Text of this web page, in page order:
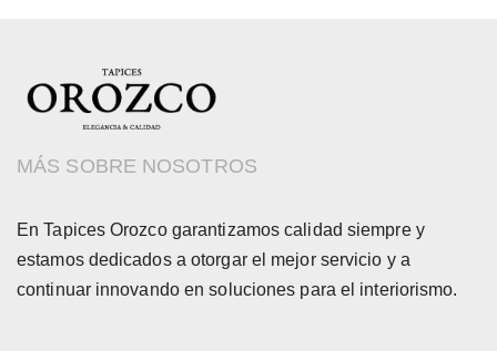
MÁS SOBRE NOSOTROS
En Tapices Orozco garantizamos calidad siempre y
estamos dedicados a otorgar el mejor servicio y a
continuar innovando en soluciones para el interiorismo.